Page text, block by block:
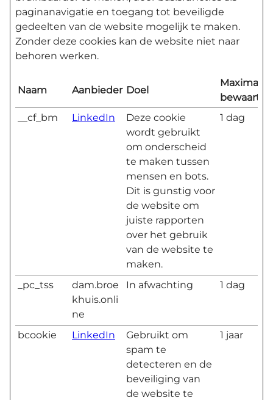
paginanavigatie en toegang tot beveiligde
gedeelten van de website mogelijk te maken.
Zonder deze cookies kan de website niet naar
behoren werken.
Naam Aanbieder Doel
Maximale
__cf_bm
LinkedIn
Deze cookie
wordt gebruikt
om onderscheid
te maken tussen
mensen en bots.
Dit is gunstig voor
de website om
juiste rapporten
over het gebruik
van de website te
maken.
1 dag
_pc_tss
dam.broe
khuis.onli
ne
In afwachting 1 dag
bcookie LinkedIn
Gebruikt om
spam te
detecteren en de
beveiliging van
de website te
1 jaar